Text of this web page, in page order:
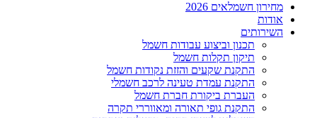
מחירון חשמלאים 2026
אודות
השירותים
תכנון וביצוע עבודות חשמל
תיקון תקלות חשמל
התקנת שקעים והזזת נקודות חשמל
התקנת עמדת טעינה לרכב חשמלי
העברת ביקורת חברת חשמל
התקנת גופי תאורה ומאווררי תקרה